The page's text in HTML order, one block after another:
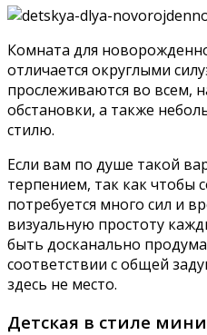
Комната для
отличается округлыми
прослеживаются во всем,
обстановки, а также
стилю.
Если вам по душе такой
терпением, так как чтобы
потребуется много сил и
визуальную простоту
быть досканально
соответствии с общей
здесь не место.
Детская в стиле